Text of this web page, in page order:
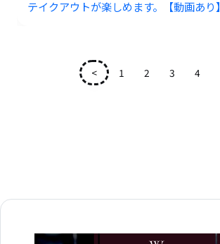
テイクアウトが楽しめます。【動画あり】
< 1 2 3 4